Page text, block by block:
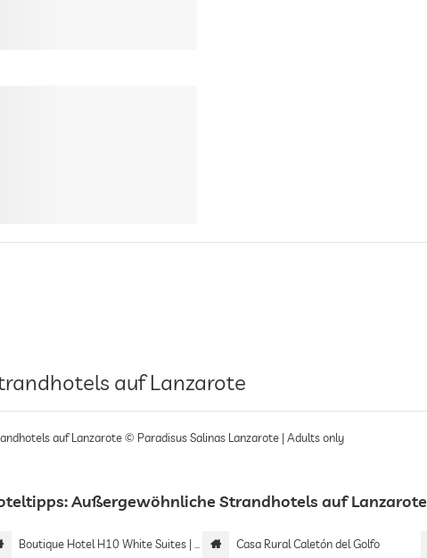
auf Lanzarote
auf Lanzarote © Paradisus Salinas Lanzarote | Adults only
Außergewöhnliche Strandhotels auf Lanzarote
Boutique Hotel H10 White Suites | Adults only Casa Rural Caletón del Golfo